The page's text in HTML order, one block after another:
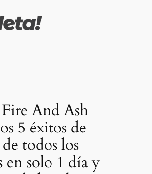
And Ash
5 éxitos de
todos los
en solo 1 día y